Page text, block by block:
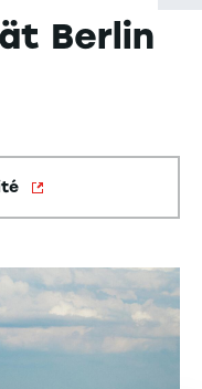
Berlin